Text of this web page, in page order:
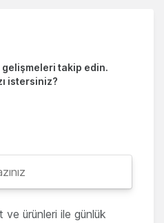
takip edin.
istersiniz?
ürünleri ile günlük